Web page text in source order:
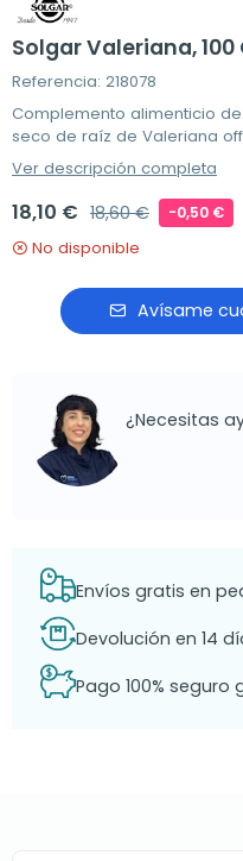
Solgar Valeriana,
Referencia: 218078
Complemento alimenticio
seco de raíz de Valeriana
Ver descripción completa
18,10 € 18,60 € -0,50 €
No disponible
Avísame
¿Necesitas
Envíos gratis en
Devolución en 14
Pago 100% seguro